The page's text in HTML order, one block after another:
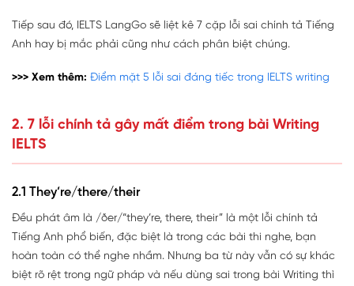
Tiếp sau đó, IELTS LangGo sẽ liệt kê 7 cặp lỗi sai chính tả Tiếng
Anh hay bị mắc phải cũng như cách phân biệt chúng.
>>> Xem thêm: Điểm mặt 5 lỗi sai đáng tiếc trong IELTS writing
2. 7 lỗi chính tả gây mất điểm trong bài Writing
IELTS
2.1 They’re/there/their
Đều phát âm là /ðer/“they’re, there, their” là một lỗi chính tả
Tiếng Anh phổ biến, đặc biệt là trong các bài thi nghe, bạn
hoàn toàn có thể nghe nhầm. Nhưng ba từ này vẫn có sự khác
biệt rõ rệt trong ngữ pháp và nếu dùng sai trong bài Writing thì